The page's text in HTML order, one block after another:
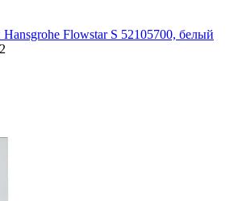
Flowstar S 52105700, белый